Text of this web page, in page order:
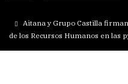
Aitana y Grupo Castilla
de los Recursos Humanos en las